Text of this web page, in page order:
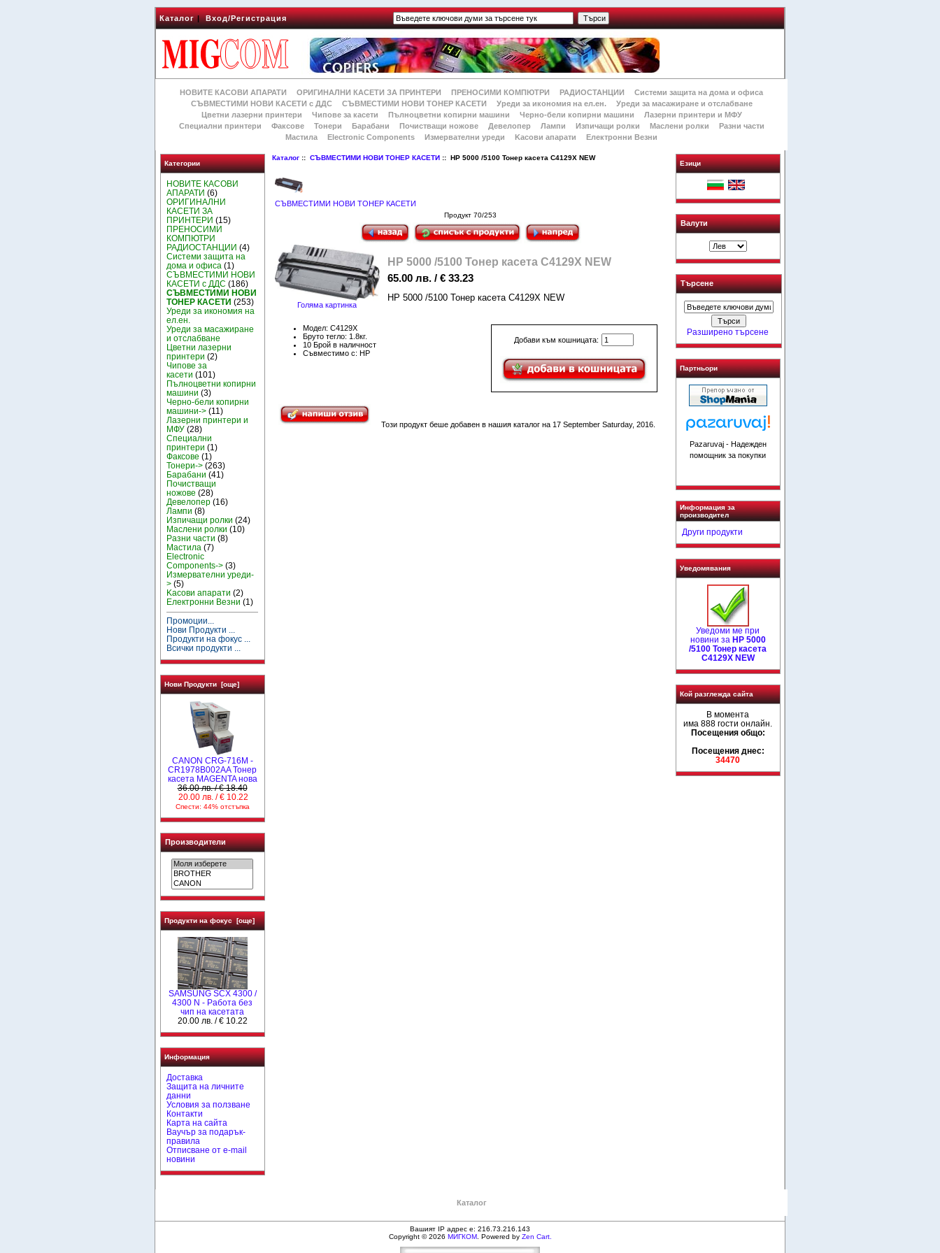
Каталог|Вход/Регистрация
НОВИТЕ КАСОВИ АПАРАТИ ОРИГИНАЛНИ КАСЕТИ ЗА ПРИНТЕРИ ПРЕНОСИМИ КОМПЮТРИ РАДИОСТАНЦИИ
Системи защита на дома и офиса
СЪВМЕСТИМИ НОВИ КАСЕТИ с ДДС
СЪВМЕСТИМИ НОВИ ТОНЕР КАСЕТИ Уреди за икономия на ел.ен.
Уреди за масажиране и отслабване
Цветни лазерни принтери
Чипове за касети Пълноцветни копирни машини Черно-бели копирни машини
Лазерни принтери и МФУ
Специални принтери
Факсове Тонери Барабани Почистващи ножове Девелопер Лампи Изпичащи ролки Маслени ролки
Разни части
Мастила
Electronic Components Измервателни уреди Kасови апарати Електронни Везни
Категории
НОВИТЕ КАСОВИ
АПАРАТИ (6)
ОРИГИНАЛНИ
КАСЕТИ ЗА
ПРИНТЕРИ (15)
ПРЕНОСИМИ
КОМПЮТРИ
РАДИОСТАНЦИИ (4)
Системи защита на
дома и офиса (1)
СЪВМЕСТИМИ НОВИ
КАСЕТИ с ДДС (186)
СЪВМЕСТИМИ НОВИ
ТОНЕР КАСЕТИ (253)
Уреди за икономия на
ел.ен.
Уреди за масажиране
и отслабване
Цветни лазерни
принтери (2)
Чипове за
касети (101)
Пълноцветни копирни
машини (3)
Черно-бели копирни
машини-> (11)
Лазерни принтери и
МФУ (28)
Специални
принтери (1)
Факсове (1)
Тонери-> (263)
Барабани (41)
Почистващи
ножове (28)
Девелопер (16)
Лампи (8)
Изпичащи ролки (24)
Маслени ролки (10)
Разни части (8)
Мастила (7)
Electronic
Components-> (3)
Измервателни уреди-
> (5)
Kасови апарати (2)
Електронни Везни (1)
Промоции...
Нови Продукти ...
Продукти на фокус ...
Всички продукти ...
Нови Продукти [още]
CANON CRG-716M -
CR1978B002AA Тонер
касета MAGENTA нова
36.00 лв. / € 18.40
20.00 лв. / € 10.22
Спести: 44% отстъпка
Производители
Продукти на фокус [още]
SAMSUNG SCX 4300 /
4300 N - Работа без
чип на касетата
20.00 лв. / € 10.22
Информация
Доставка
Защита на личните
данни
Условия за ползване
Контакти
Карта на сайта
Ваучър за подарък-
правила
Отписване от e-mail
новини
Каталог ::СЪВМЕСТИМИ НОВИ ТОНЕР КАСЕТИ :: HP 5000 /5100 Тонер касета C4129X NEW
СЪВМЕСТИМИ НОВИ ТОНЕР КАСЕТИ
Продукт 70/253
Голяма картинка
HP 5000 /5100 Тонер касета C4129X NEW
65.00 лв. / € 33.23
HP 5000 /5100 Тонер касета C4129X NEW
Добави към кошницата:
Модел: C4129X
Бруто тегло: 1.8кг.
10 Брой в наличност
Съвместимо с: HP
Този продукт беше добавен в нашия каталог на 17 September Saturday, 2016.
Езици
Валути
Търсене
Разширено търсене
Партньори
Pazaruvaj - Надежден
помощник за покупки
Информация за
производител
Други продукти
Уведомявания
Уведоми ме при
новини за HP 5000
/5100 Тонер касета
C4129X NEW
Кой разглежда сайта
В момента
има 888 гости онлайн.
Посещения общо:
Посещения днес:
34470
Каталог
Вашият IP адрес е: 216.73.216.143
Copyright © 2026 МИГКОМ. Powered by Zen Cart.